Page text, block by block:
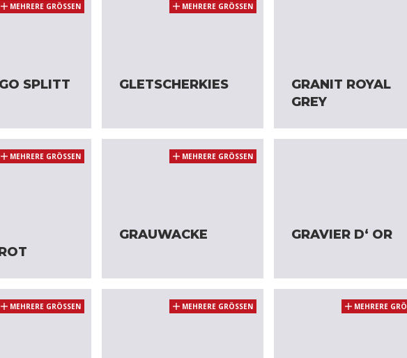
SPLITT
MEHRERE GRÖSSEN
GLETSCHERKIES
MEHRERE GRÖSSEN
GRANIT ROYAL
GREY
MEHRERE GRÖSSEN
GRAUWACKE
MEHRERE GRÖSSEN
GRAVIER D‘ OR
MEHRERE GRÖSSEN MEHRERE GRÖSSEN MEHRERE